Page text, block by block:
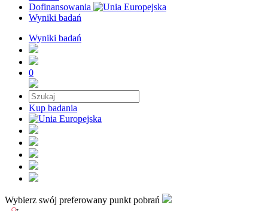
Dofinansowania
Wyniki badań
Wyniki badań
0
Kup badania
Wybierz swój preferowany punkt pobrań